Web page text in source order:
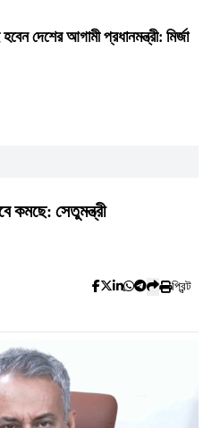
দেশের আগামী প্রধানমন্ত্রী: মির্জা
কমছে: সেতুমন্ত্রী
প্রিন্ট